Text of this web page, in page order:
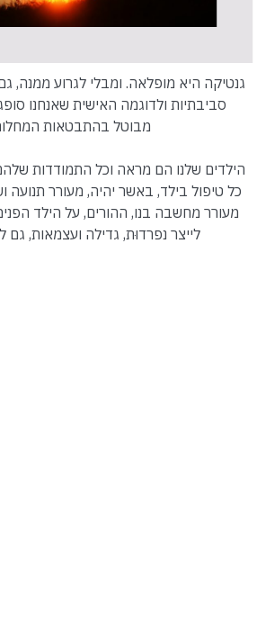
גנטיקה היא מופלאה. ומבלי לגרוע ממנה,
סביבתיות ולדוגמה האישית שאנחנו
מבוטל בהתבטאות
הילדים שלנו הם מראה וכל התמודדות
כל טיפול בילד, באשר יהיה, מעורר תנועה
מעורר מחשבה בנו, ההורים, על הילד
לייצר נפרדוּת, גדילה ועצמאות, גם